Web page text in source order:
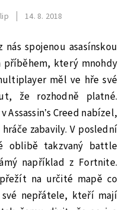
14. 8. 2018
spojenou asasínskou
příběhem, který mnohdy
měl ve hře své
že rozhodně platné.
Creed nabízel,
zabavily. V poslední
oblibě takzvaný battle
například z Fortnite.
na určité mapě co
nepřátele, kteří mají